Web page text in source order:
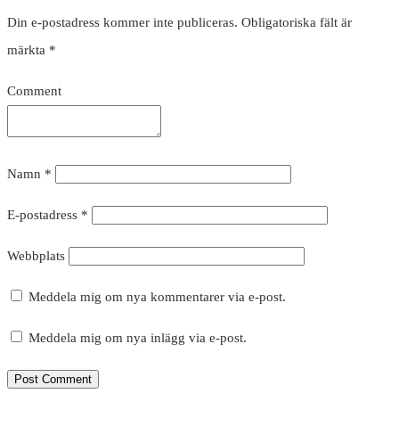
Din e-postadress kommer inte publiceras. Obligatoriska fält är
märkta *
Comment
Namn *
E-postadress *
Webbplats
Meddela mig om nya kommentarer via e-post.
Meddela mig om nya inlägg via e-post.